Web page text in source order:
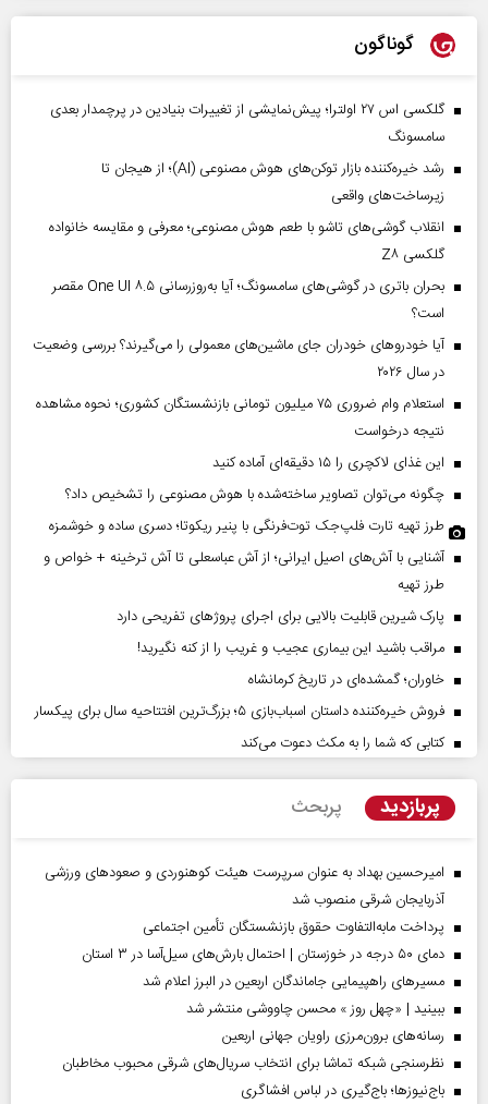
گوناگون
گلکسی اس ۲۷ اولترا؛ پیش‌نمایشی از تغییرات بنیادین در پرچمدار بعدی
سامسونگ
رشد خیره‌کننده بازار توکن‌های هوش مصنوعی (AI)؛ از هیجان تا
زیرساخت‌های واقعی
انقلاب گوشی‌های تاشو‌ با طعم هوش مصنوعی؛ معرفی و مقایسه خانواده
گلکسی Z۸
بحران باتری در گوشی‌های سامسونگ؛ آیا به‌روزرسانی One UI ۸.۵ مقصر
است؟
آیا خودروهای خودران جای ماشین‌های معمولی را می‌گیرند؟ بررسی وضعیت
در سال ۲۰۲۶
استعلام وام ضروری ۷۵ میلیون تومانی بازنشستگان کشوری؛ نحوه مشاهده
نتیجه درخواست
این غذای لاکچری را ۱۵ دقیقه‌ای آماده کنید
چگونه می‌توان تصاویر ساخته‌شده با هوش مصنوعی را تشخیص داد؟
طرز تهیه تارت فلپ‌جک توت‌فرنگی با پنیر ریکوتا؛ دسری ساده و خوشمزه
آشنایی با آش‌های اصیل ایرانی؛ از آش عباسعلی تا آش ترخینه + خواص و
طرز تهیه
پارک شیرین قابلیت‌ بالایی برای اجرای پروژهای تفریحی دارد
مراقب باشید این بیماری عجیب و غریب را از کنه نگیرید!
خاوران؛ گمشده‌ای در تاریخ کرمانشاه
فروش خیره‌کننده داستان اسباب‌بازی ۵؛ بزرگ‌ترین افتتاحیه سال برای پیکسار
کتابی که شما را به مکث دعوت می‌کند
پربازدید پربحث
امیرحسین بهداد به عنوان سرپرست هیئت کوهنوردی و صعودهای ورزشی
آذربایجان شرقی منصوب شد
پرداخت مابه‌التفاوت حقوق بازنشستگان تأمین اجتماعی
دمای ۵۰ درجه در خوزستان | احتمال بارش‌های سیل‌آسا در ۳ استان
مسیر‌های راهپیمایی جاماندگان اربعین در البرز اعلام شد
ببینید | «چهل روز » محسن چاووشی منتشر شد
رسانه‌های برون‌مرزی راویان جهانی اربعین
نظرسنجی شبکه تماشا برای انتخاب سریال‌های شرقی محبوب مخاطبان
باج‌نیوزها؛ باج‌گیری در لباس افشاگری